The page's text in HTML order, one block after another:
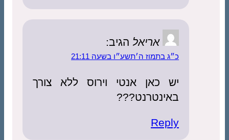
אריאל הגיב:
כ״ג בתמוז ה׳תשע״ו בשעה 21:11
יש כאן אנטי וירוס ללא צורך
באינטרנט???
Reply